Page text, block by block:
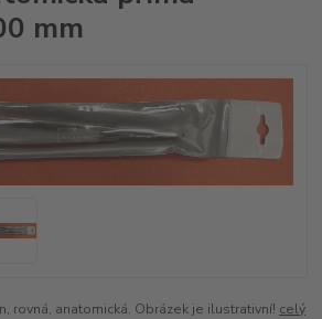
mm
rovná, anatomická. Obrázek je ilustrativní! celý